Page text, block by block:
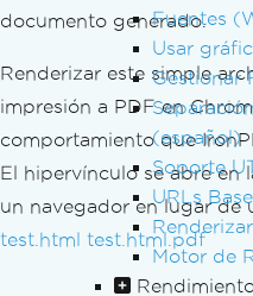
Fuentes
Usar
Gestionar
(español)
Soporte
URLs
Motor de
documento generado.
Renderizar este simple
impresión a PDF en
comportamiento que
El hipervínculo se abre en
un navegador en lugar de
test.html test.html.pdf